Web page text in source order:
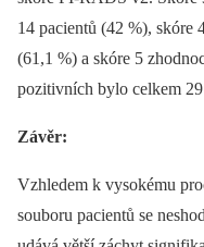
14 pacientů (42 %), skóre
(61,1 %) a skóre 5
pozitivních bylo celkem
Závěr:
Vzhledem k vysokému
souboru pacientů se